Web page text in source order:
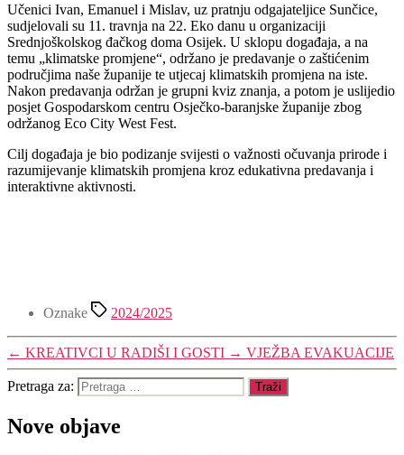
Učenici Ivan, Emanuel i Mislav, uz pratnju odgajateljice Sunčice,
sudjelovali su 11. travnja na 22. Eko danu u organizaciji
Srednjoškolskog đačkog doma Osijek. U sklopu događaja, a na
temu „klimatske promjene“, održano je predavanje o zaštićenim
područjima naše županije te utjecaj klimatskih promjena na iste.
Nakon predavanja održan je grupni kviz znanja, a potom je uslijedio
posjet Gospodarskom centru Osječko-baranjske županije zbog
održanog Eco City West Fest.
Cilj događaja je bio podizanje svijesti o važnosti očuvanja prirode i
razumijevanje klimatskih promjena kroz edukativna predavanja i
interaktivne aktivnosti.
Oznake 2024/2025
← KREATIVCI U RADIŠI I GOSTI → VJEŽBA EVAKUACIJE
Pretraga za:
Nove objave